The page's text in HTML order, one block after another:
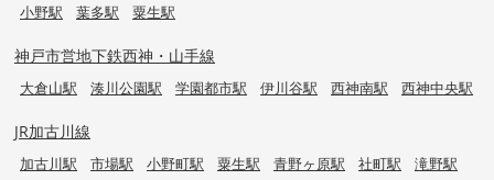
小野駅
葉多駅 粟生駅
神戸市営地下鉄西神・山手線
大倉山駅 湊川公園駅 学園都市駅 伊川谷駅 西神南駅 西神中央駅
JR加古川線
加古川駅 市場駅 小野町駅 粟生駅 青野ヶ原駅 社町駅
滝野駅